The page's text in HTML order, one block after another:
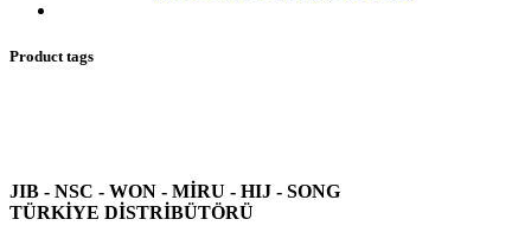
Product tags
JIB - NSC - WON - MİRU - HIJ - SONG
TÜRKİYE DİSTRİBÜTÖRÜ